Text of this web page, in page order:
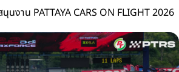
นงาน PATTAYA CARS ON FLIGHT 2026